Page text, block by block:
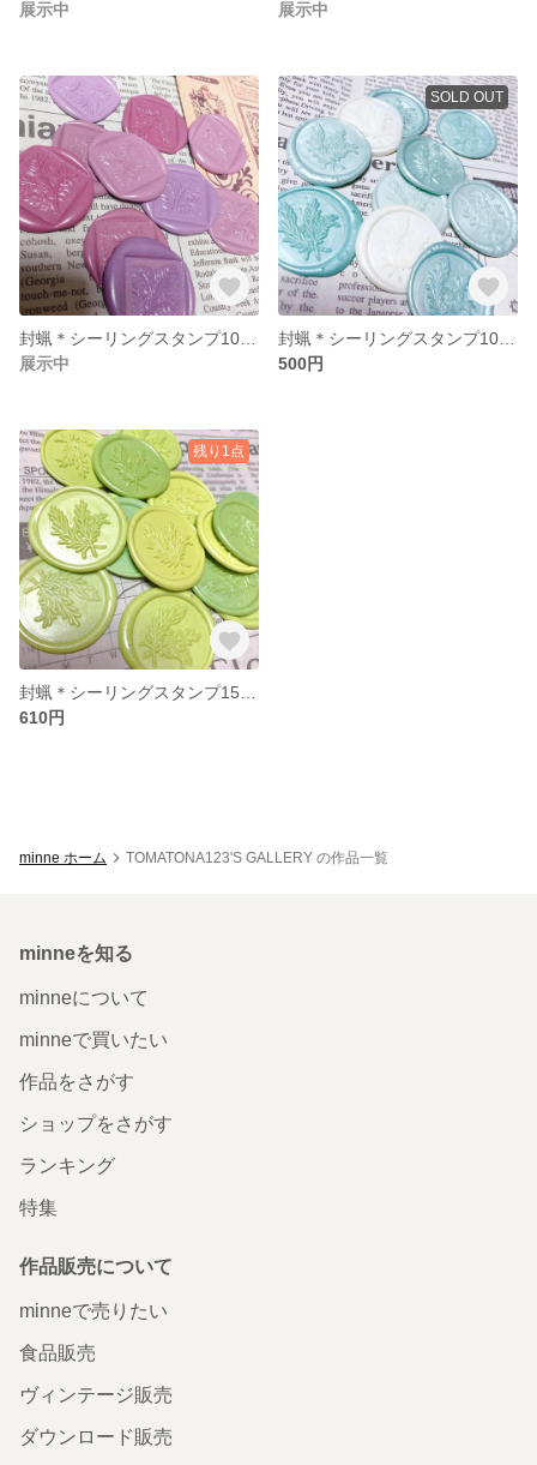
展示中 展示中
展示中
SOLD OUT
500円
残り1点
610円
minne ホーム TOMATONA123'S GALLERY の作品一覧
minneを知る
minneについて
minneで買いたい
作品をさがす
ショップをさがす
ランキング
特集
作品販売について
minneで売りたい
食品販売
ヴィンテージ販売
ダウンロード販売